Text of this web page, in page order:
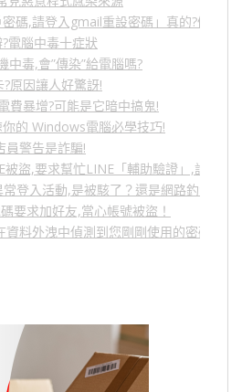
密碼,請登入gmail重設密碼」真的?假的?5
電腦中毒十症狀
中毒,會”傳染”給電腦嗎?
原因讓人好驚訝!
費暴增?可能是它暗中搞鬼!
的 Windows電腦必學技巧!
員警告是詐騙!
被盜,要求幫忙LINE「輔助驗證」,詐騙
登入活動,是被駭了？還是網路釣魚？
要求加好友,當心帳號被盜！
料外洩中偵測到您剛剛使用的密碼」